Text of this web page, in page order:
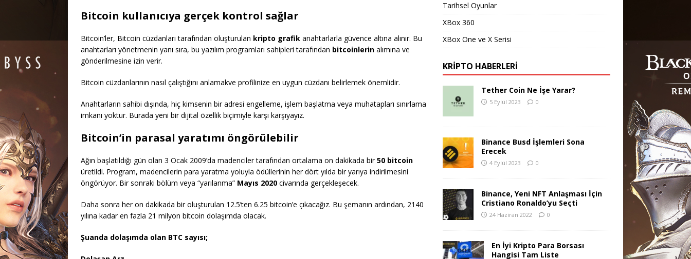
Bitcoin kullanıcıya gerçek kontrol sağlar
Bitcoin’ler, Bitcoin cüzdanları tarafından oluşturulan kripto grafik anahtarlarla güvence altına alınır. Bu
anahtarları yönetmenin yanı sıra, bu yazılım programları sahipleri tarafından bitcoinlerin alımına ve
gönderilmesine izin verir.
Bitcoin cüzdanlarının nasıl çalıştığını anlamakve profilinize en uygun cüzdanı belirlemek önemlidir.
Anahtarların sahibi dışında, hiç kimsenin bir adresi engelleme, işlem başlatma veya muhatapları sınırlama
imkanı yoktur. Burada yeni bir dijital özellik biçimiyle karşı karşıyayız.
Bitcoin’in parasal yaratımı öngörülebilir
Ağın başlatıldığı gün olan 3 Ocak 2009’da madenciler tarafından ortalama on dakikada bir50 bitcoin
üretildi. Program, madencilerin para yaratma yoluyla ödüllerinin her dört yılda bir yarıya indirilmesini
öngörüyor. Bir sonraki bölüm veya “yarılanma” Mayıs 2020 civarında gerçekleşecek.
Daha sonra her on dakikada bir oluşturulan 12.5’ten 6.25 bitcoin’e çıkacağız. Bu şemanın ardından, 2140
yılına kadar en fazla 21 milyon bitcoin dolaşımda olacak.
Şuanda dolaşımda olan BTC sayısı;
Tarihsel Oyunlar
XBox 360
XBox One ve X Serisi
KRIPTO HABERLERI
Tether Coin Ne İşe Yarar?
5 Eylül 2023 0
Binance Busd İşlemleri Sona
Erecek
4 Eylül 2023 0
Binance, Yeni NFT Anlaşması İçin
Cristiano Ronaldo’yu Seçti
24 Haziran 2022 0
En İyi Kripto Para Borsası
Hangisi Tam Liste